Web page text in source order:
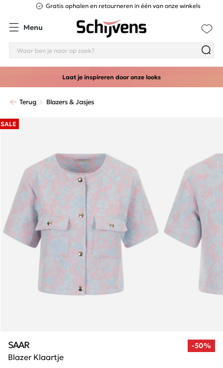
Gratis ophalen en retourneren in één van onze winkels
Menu
Laat je inspireren door onze looks
Terug Blazers & Jasjes
SALE
-50%
Blazer Klaartje
SAAR